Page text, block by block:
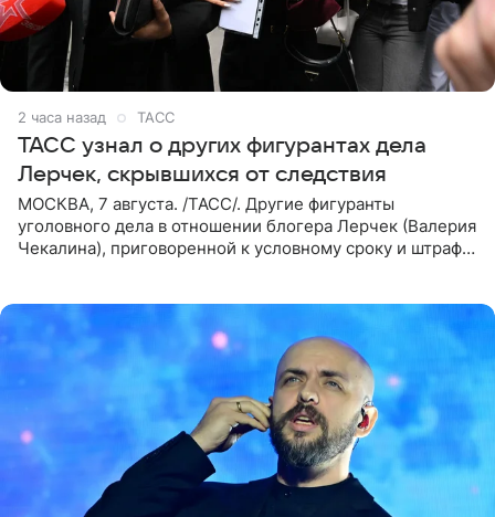
2 часа назад ТАСС
ТАСС узнал о других фигурантах дела
Лерчек, скрывшихся от следствия
МОСКВА, 7 августа. /ТАСС/. Другие фигуранты
уголовного дела в отношении блогера Лерчек (Валерия
Чекалина), приговоренной к условному сроку и штрафу,